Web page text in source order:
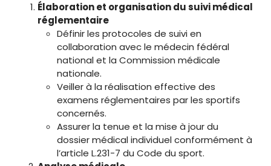
Élaboration et organisation du suivi médical
réglementaire
Définir les protocoles de suivi en
collaboration avec le médecin fédéral
national et la Commission médicale
nationale.
Veiller à la réalisation effective des
examens réglementaires par les sportifs
concernés.
Assurer la tenue et la mise à jour du
dossier médical individuel conformément à
l’article L.231-7 du Code du sport.